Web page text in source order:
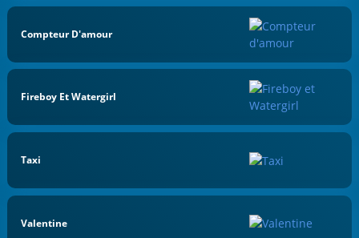
Compteur D'amour
Fireboy Et Watergirl
Taxi
Valentine